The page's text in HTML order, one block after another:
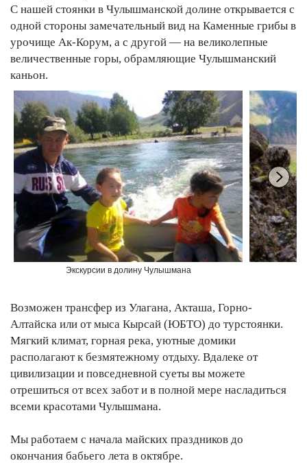
С нашей стоянки в Чулышманской долине открывается с
одной стороны замечательный вид на Каменные грибы в
урочище Ак-Корум, а с другой — на великолепные
величественные горы, обрамляющие Чулышманский
каньон.
Экскурсии в долину Чулышмана
Возможен трансфер из Улагана, Акташа, Горно-
Алтайска или от мыса Кырсай (ЮБТО) до турстоянки.
Мягкий климат, горная река, уютные домики
располагают к безмятежному отдыху. Вдалеке от
цивилизации и повседневной суеты вы можете
отрешиться от всех забот и в полной мере насладиться
всеми красотами Чулышмана.
Мы работаем с начала майских праздников до
окончания бабьего лета в октябре.